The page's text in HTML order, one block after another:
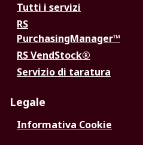
Tutti i servizi
RS
PurchasingManager™
RS VendStock®
Servizio di taratura
Legale
Informativa Cookie